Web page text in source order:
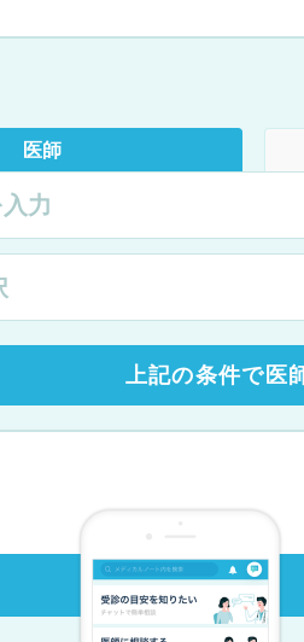
医師
上記の条件で医